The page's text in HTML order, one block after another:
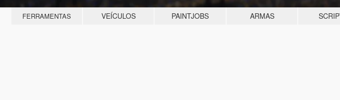
FERRAMENTAS VEÍCULOS PAINTJOBS ARMAS